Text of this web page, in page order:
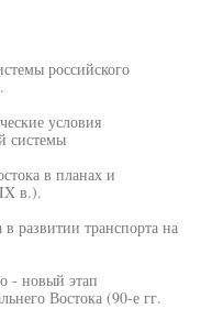
российского
условия
системы
в планах и
в.).
развитии транспорта на
- новый этап
Востока (90-е гг.